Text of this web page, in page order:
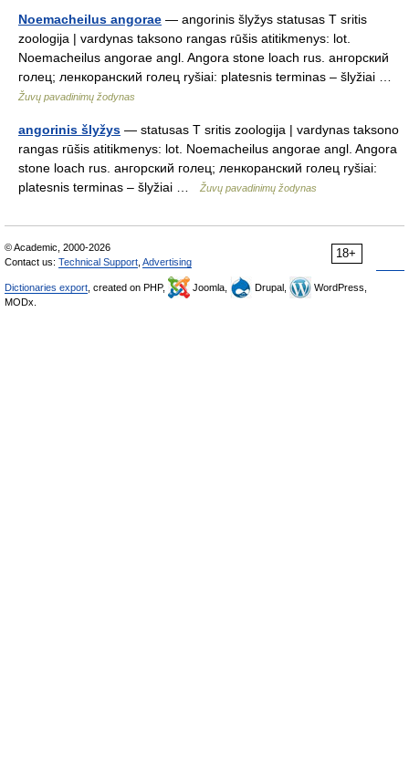
Noemacheilus angorae — angorinis šlyžys statusas T sritis
zoologija | vardynas taksono rangas rūšis atitikmenys: lot.
Noemacheilus angorae angl. Angora stone loach rus. ангорский
голец; ленкоранский голец ryšiai: platesnis terminas – šlyžiai …
Žuvų pavadinimų žodynas
angorinis šlyžys — statusas T sritis zoologija | vardynas taksono
rangas rūšis atitikmenys: lot. Noemacheilus angorae angl. Angora
stone loach rus. ангорский голец; ленкоранский голец ryšiai:
platesnis terminas – šlyžiai …
Žuvų pavadinimų žodynas
18+
© Academic, 2000-2026
Contact us: Technical Support Advertising
Dictionaries export , created on PHP, Joomla, Drupal,
WordPress,
MODx.